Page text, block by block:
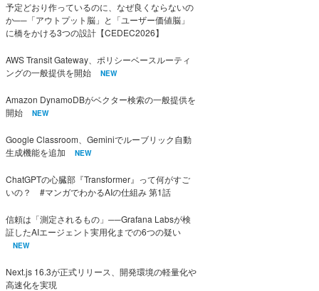
予定どおり作っているのに、なぜ良くならないの
か──「アウトプット脳」と「ユーザー価値脳」
に橋をかける3つの設計【CEDEC2026】
AWS Transit Gateway、ポリシーベースルーティ
ングの一般提供を開始
NEW
Amazon DynamoDBがベクター検索の一般提供を
開始
NEW
Google Classroom、Geminiでルーブリック自動
生成機能を追加
NEW
ChatGPTの心臓部『Transformer』って何がすご
いの？ #マンガでわかるAIの仕組み 第1話
信頼は「測定されるもの」──Grafana Labsが検
証したAIエージェント実用化までの6つの疑い
NEW
Next.js 16.3が正式リリース、開発環境の軽量化や
高速化を実現